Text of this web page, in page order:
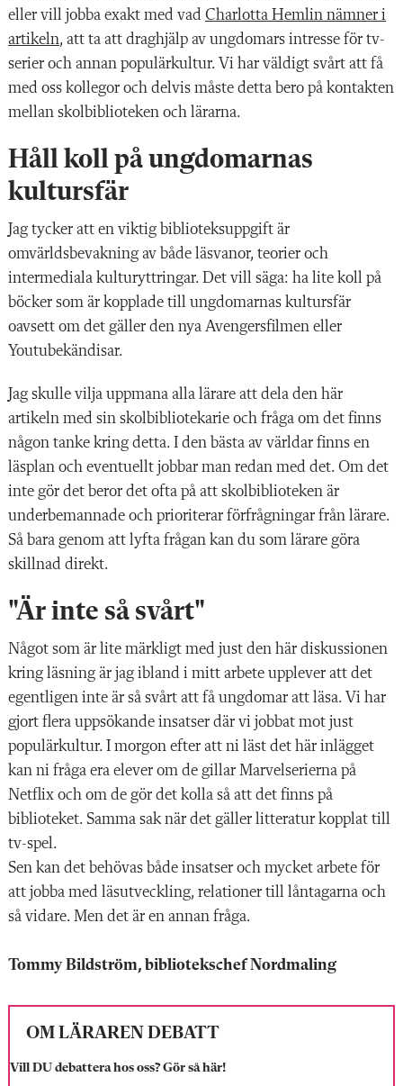
eller vill jobba exakt med vad Charlotta Hemlin nämner i
artikeln, att ta att draghjälp av ungdomars intresse för tv-
serier och annan populärkultur. Vi har väldigt svårt att få
med oss kollegor och delvis måste detta bero på kontakten
mellan skolbiblioteken och lärarna.
Håll koll på ungdomarnas
kultursfär
Jag tycker att en viktig biblioteksuppgift är
omvärldsbevakning av både läsvanor, teorier och
intermediala kulturyttringar. Det vill säga: ha lite koll på
böcker som är kopplade till ungdomarnas kultursfär
oavsett om det gäller den nya Avengersfilmen eller
Youtubekändisar.
Jag skulle vilja uppmana alla lärare att dela den här
artikeln med sin skolbibliotekarie och fråga om det finns
någon tanke kring detta. I den bästa av världar finns en
läsplan och eventuellt jobbar man redan med det. Om det
inte gör det beror det ofta på att skolbiblioteken är
underbemannade och prioriterar förfrågningar från lärare.
Så bara genom att lyfta frågan kan du som lärare göra
skillnad direkt.
"Är inte så svårt"
Något som är lite märkligt med just den här diskussionen
kring läsning är jag ibland i mitt arbete upplever att det
egentligen inte är så svårt att få ungdomar att läsa. Vi har
gjort flera uppsökande insatser där vi jobbat mot just
populärkultur. I morgon efter att ni läst det här inlägget
kan ni fråga era elever om de gillar Marvelserierna på
Netflix och om de gör det kolla så att det finns på
biblioteket. Samma sak när det gäller litteratur kopplat till
tv-spel.
Sen kan det behövas både insatser och mycket arbete för
att jobba med läsutveckling, relationer till låntagarna och
så vidare. Men det är en annan fråga.
Tommy Bildström, bibliotekschef Nordmaling
OM LÄRAREN DEBATT
Vill DU debattera hos oss? Gör så här!